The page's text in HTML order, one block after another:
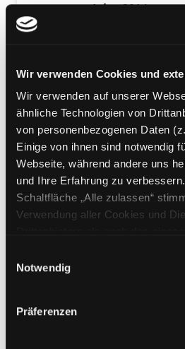
Wir verwenden Cookies und
Wir verwenden auf unserer
ähnliche Technologien von
von personenbezogenen Daten
Einige von ihnen sind notwendig
Webseite, während andere uns
und Ihre Erfahrung zu
Schaltfläche „Alle zulassen“
Verwendung aller Cookies und
Cookies von Drittanbietern, eine
unsicheren Drittländern (Länder
ohne adäquates
diesem Zusammenhang können
Notwendig
Präferenzen
Jahr:2014
Exemplar-Details
To koritsaki
Suche nach
Jahr:1999
Verlag:Athen,
Mediengruppe:
Der
Jahr:2010
Übergeordnetes
grimmsche